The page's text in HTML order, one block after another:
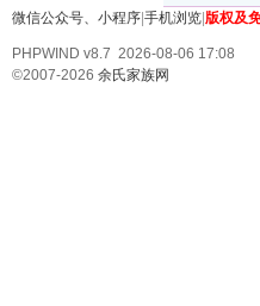
微信公众号、小程序|手机浏览|版权及
PHPWIND v8.7 2026-08-06 17:08
©2007-2026 余氏家族网